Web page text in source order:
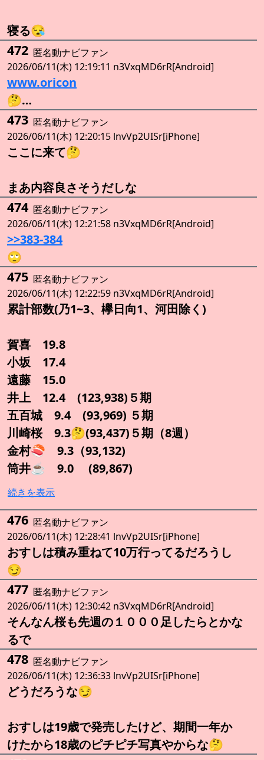
寝る😪
472 匿名動ナビファン
2026/06/11(木) 12:19:11 n3VxqMD6rR[Android]
www.oricon
🤔…
473 匿名動ナビファン
2026/06/11(木) 12:20:15 lnvVp2UISr[iPhone]
ここに来て🤔
まあ内容良さそうだしな
474 匿名動ナビファン
2026/06/11(木) 12:21:58 n3VxqMD6rR[Android]
>>383-384
🙄
475 匿名動ナビファン
2026/06/11(木) 12:22:59 n3VxqMD6rR[Android]
累計部数(乃1~3、欅日向1、河田除く)
賀喜 19.8
小坂 17.4
遠藤 15.0
井上 12.4 (123,938)５期
五百城 9.4 (93,969) ５期
川崎桜 9.3🤔(93,437)５期（8週）
金村🍣 9.3（93,132)
筒井☕ 9.0 (89,867)
続きを表示
476 匿名動ナビファン
2026/06/11(木) 12:28:41 lnvVp2UISr[iPhone]
おすしは積み重ねて10万行ってるだろうし
😏
477 匿名動ナビファン
2026/06/11(木) 12:30:42 n3VxqMD6rR[Android]
そんなん桜も先週の１０００足したらとかな
るで
478 匿名動ナビファン
2026/06/11(木) 12:36:33 lnvVp2UISr[iPhone]
どうだろうな😏
おすしは19歳で発売したけど、期間一年か
けたから18歳のピチピチ写真やからな🤔